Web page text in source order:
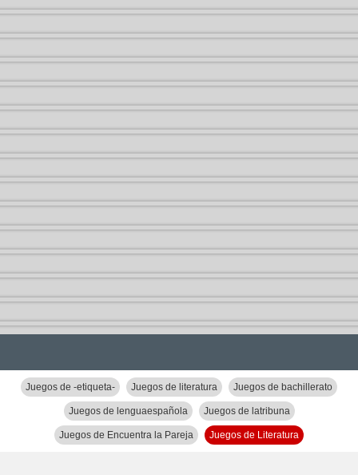
Juegos de -etiqueta- Juegos de literatura Juegos de bachillerato
Juegos de lenguaespañola Juegos de latribuna
Juegos de Encuentra la Pareja Juegos de Literatura